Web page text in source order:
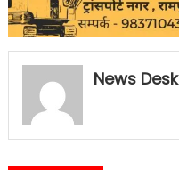
News Desk